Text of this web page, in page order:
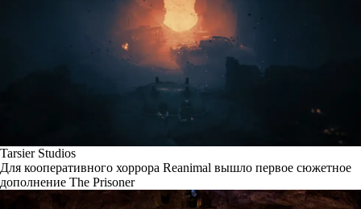
Tarsier Studios
Для кооперативного хоррора Reanimal вышло первое сюжетное
дополнение The Prisoner